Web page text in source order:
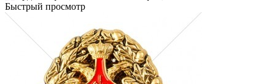
Быстрый просмотр